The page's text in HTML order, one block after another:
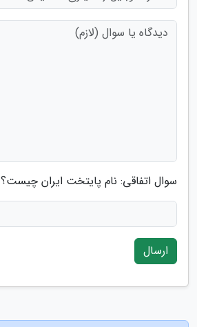
سوال اتفاقی: نام پایتخت ایران چیست؟
ارسال